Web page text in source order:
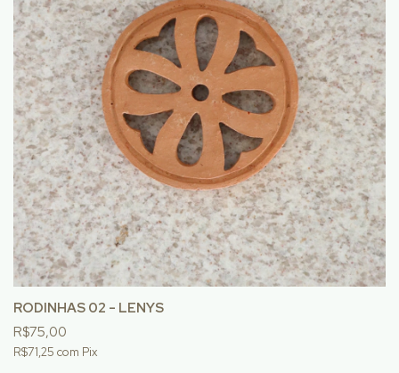
RODINHAS 02 - LENYS
R$75,00
R$71,25 com Pix